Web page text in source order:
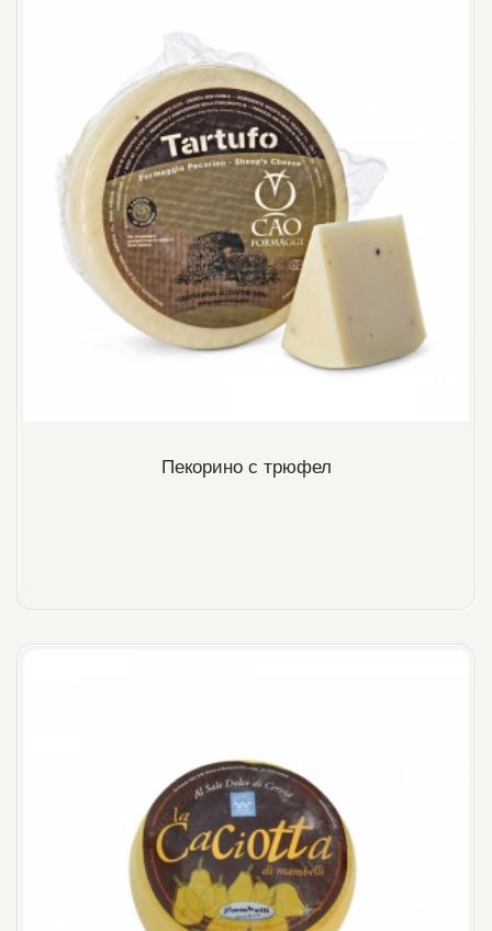
Пекорино с трюфел